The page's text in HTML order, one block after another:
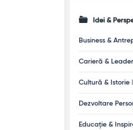
Idei &
Business &
Carieră &
Cultură & Istorie
Dezvoltare
Educație &